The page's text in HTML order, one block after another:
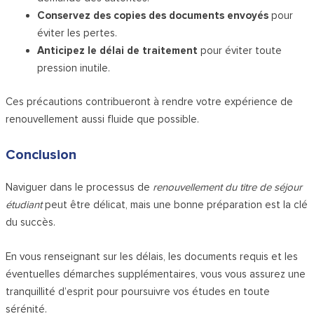
Conservez des copies des documents envoyés pour
éviter les pertes.
Anticipez le délai de traitement pour éviter toute
pression inutile.
Ces précautions contribueront à rendre votre expérience de
renouvellement aussi fluide que possible.
Conclusion
Naviguer dans le processus de renouvellement du titre de séjour
étudiantpeut être délicat, mais une bonne préparation est la clé
du succès.
En vous renseignant sur les délais, les documents requis et les
éventuelles démarches supplémentaires, vous vous assurez une
tranquillité d’esprit pour poursuivre vos études en toute
sérénité.